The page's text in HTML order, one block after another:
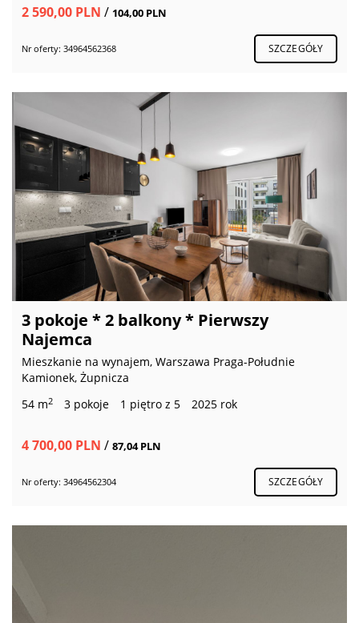
2 590,00 PLN / 104,00 PLN
Nr oferty: 34964562368 SZCZEGÓŁY
3 pokoje * 2 balkony * Pierwszy
Najemca
Mieszkanie na wynajem, Warszawa Praga-Południe
Kamionek, Żupnicza
54 m2 3 pokoje 1 piętro z 5 2025 rok
4 700,00 PLN / 87,04 PLN
Nr oferty: 34964562304 SZCZEGÓŁY